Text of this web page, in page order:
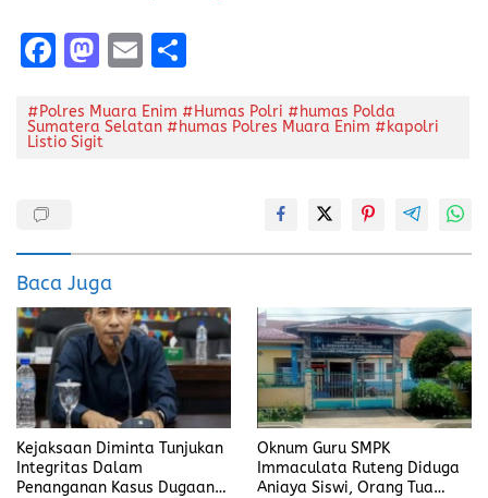
F
ce
b
k
M
st
o
n
E
ai a
#Polres Muara Enim #Humas Polri #humas Polda
Sumatera Selatan #humas Polres Muara Enim #kapolri
Listio Sigit
Baca Juga
Kejaksaan Diminta Tunjukan
Integritas Dalam
Penanganan Kasus Dugaan
Oknum Guru SMPK
Immaculata Ruteng Diduga
Aniaya Siswi, Orang Tua